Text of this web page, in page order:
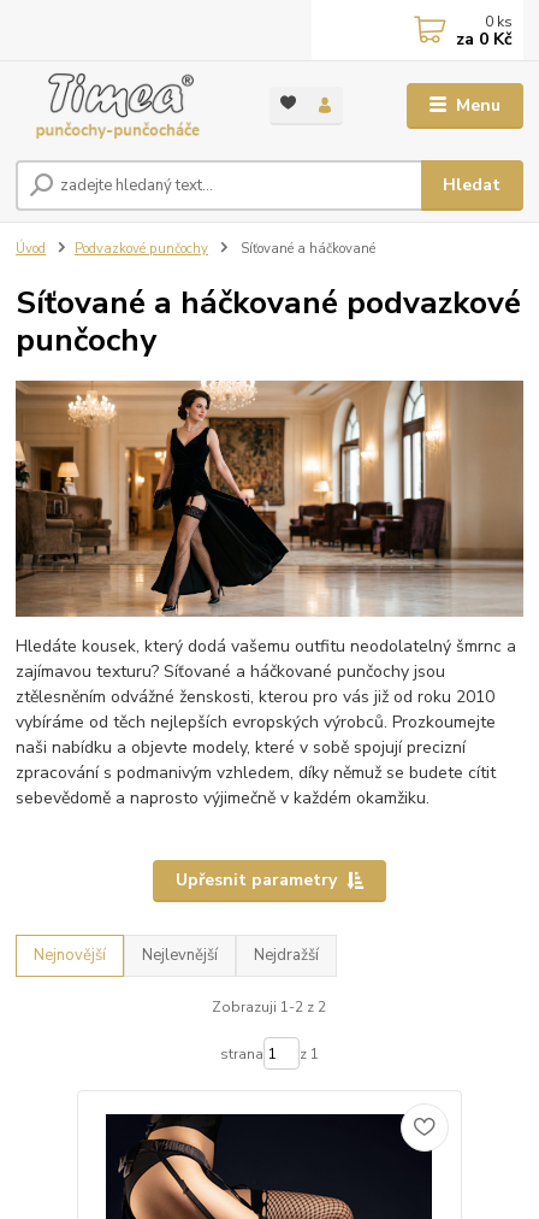
Menu
Hledat
0 ks
za 0 Kč
Úvod Podvazkové punčochy Síťované a háčkované
Síťované a háčkované podvazkové
punčochy
Hledáte kousek, který dodá vašemu outfitu neodolatelný šmrnc a
zajímavou texturu? Síťované a háčkované punčochy jsou
ztělesněním odvážné ženskosti, kterou pro vás již od roku 2010
vybíráme od těch nejlepších evropských výrobců. Prozkoumejte
naši nabídku a objevte modely, které v sobě spojují precizní
zpracování s podmanivým vzhledem, díky němuž se budete cítit
sebevědomě a naprosto výjimečně v každém okamžiku.
Upřesnit parametry
Nejnovější Nejlevnější Nejdražší
Zobrazuji 1-2 z 2
strana z 1